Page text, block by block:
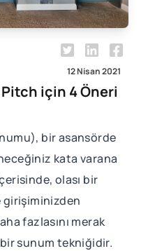
12 Nisan 2021
için 4 Öneri
bir asansörde
kata varana
olası bir
girişiminizden
fazlasını merak
bir sunum tekniğidir.